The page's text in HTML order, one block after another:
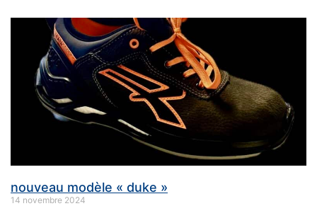
nouveau modèle « duke »
14 novembre 2024